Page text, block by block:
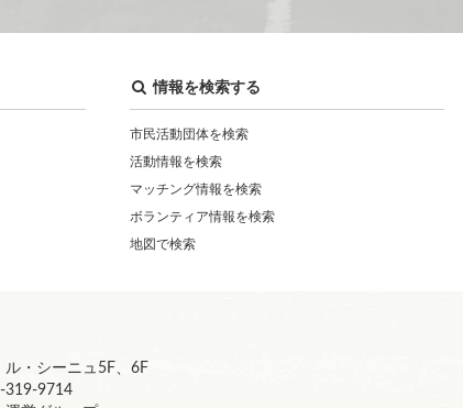
情報を検索する
市民活動団体を検索
活動情報を検索
マッチング情報を検索
ボランティア情報を検索
地図で検索
・シーニュ5F、6F
9714